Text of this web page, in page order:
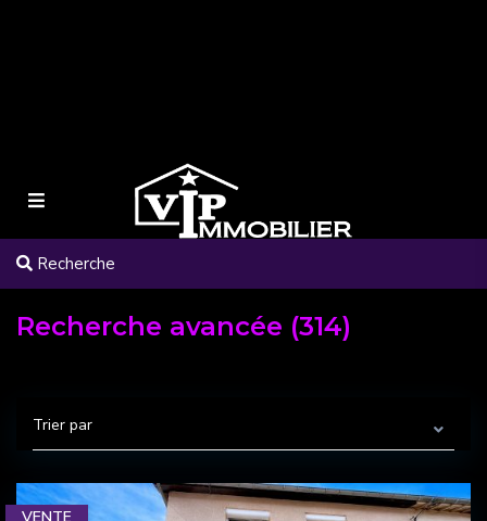
Recherche
Recherche avancée (314)
Trier par